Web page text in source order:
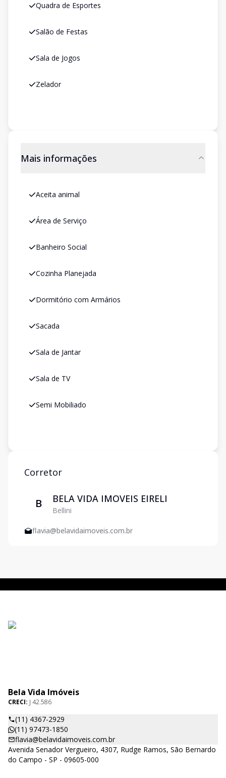
Quadra de Esportes
Salão de Festas
Sala de Jogos
Zelador
Mais informações
Aceita animal
Área de Serviço
Banheiro Social
Cozinha Planejada
Dormitório com Armários
Sacada
Sala de Jantar
Sala de TV
Semi Mobiliado
Corretor
B BELA VIDA IMOVEIS EIRELI
Bellini
flavia@belavidaimoveis.com.br
Bela Vida Imóveis
CRECI: J 42.586
(11) 4367-2929
(11) 97473-1850
flavia@belavidaimoveis.com.br
Avenida Senador Vergueiro, 4307, Rudge Ramos, São Bernardo
do Campo - SP - 09605-000